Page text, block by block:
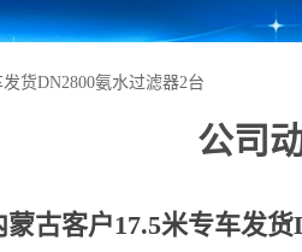
货DN2800氨水过滤器2台
公司
蒙古客户17.5米专车发